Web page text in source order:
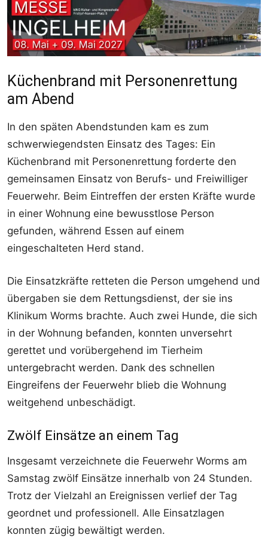
Küchenbrand mit Personenrettung
am Abend
In den späten Abendstunden kam es zum
schwerwiegendsten Einsatz des Tages: Ein
Küchenbrand mit Personenrettung forderte den
gemeinsamen Einsatz von Berufs- und Freiwilliger
Feuerwehr. Beim Eintreffen der ersten Kräfte wurde
in einer Wohnung eine bewusstlose Person
gefunden, während Essen auf einem
eingeschalteten Herd stand.
Die Einsatzkräfte retteten die Person umgehend und
übergaben sie dem Rettungsdienst, der sie ins
Klinikum Worms brachte. Auch zwei Hunde, die sich
in der Wohnung befanden, konnten unversehrt
gerettet und vorübergehend im Tierheim
untergebracht werden. Dank des schnellen
Eingreifens der Feuerwehr blieb die Wohnung
weitgehend unbeschädigt.
Zwölf Einsätze an einem Tag
Insgesamt verzeichnete die Feuerwehr Worms am
Samstag zwölf Einsätze innerhalb von 24 Stunden.
Trotz der Vielzahl an Ereignissen verlief der Tag
geordnet und professionell. Alle Einsatzlagen
konnten zügig bewältigt werden.